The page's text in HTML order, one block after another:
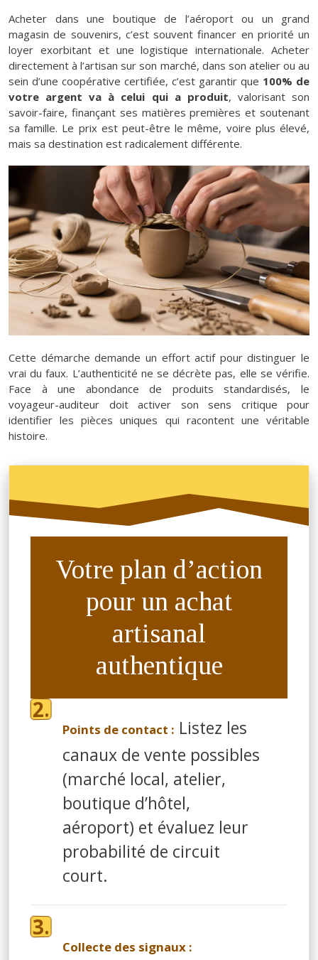
Acheter dans une boutique de l’aéroport ou un grand
magasin de souvenirs, c’est souvent financer en priorité un
loyer exorbitant et une logistique internationale. Acheter
directement à l’artisan sur son marché, dans son atelier ou au
sein d’une coopérative certifiée, c’est garantir que 100% de
votre argent va à celui qui a produit, valorisant son
savoir-faire, finançant ses matières premières et soutenant
sa famille. Le prix est peut-être le même, voire plus élevé,
mais sa destination est radicalement différente.
Cette démarche demande un effort actif pour distinguer le
vrai du faux. L’authenticité ne se décrète pas, elle se vérifie.
Face à une abondance de produits standardisés, le
voyageur-auditeur doit activer son sens critique pour
identifier les pièces uniques qui racontent une véritable
histoire.
Votre plan d’action
pour un achat
artisanal
authentique
Points de contact : Listez les
canaux de vente possibles
(marché local, atelier,
boutique d’hôtel,
aéroport) et évaluez leur
probabilité de circuit
court.
Collecte des signaux :